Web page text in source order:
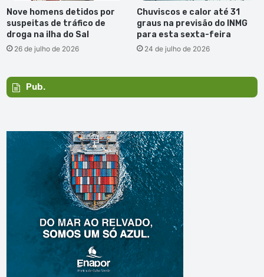
Nove homens detidos por
suspeitas de tráfico de
droga na ilha do Sal
26 de julho de 2026
Chuviscos e calor até 31
graus na previsão do INMG
para esta sexta-feira
24 de julho de 2026
Pub.